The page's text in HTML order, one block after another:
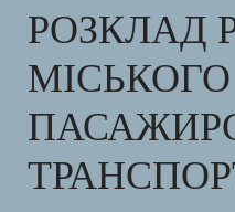
РОЗКЛАД
МІСЬКОГО